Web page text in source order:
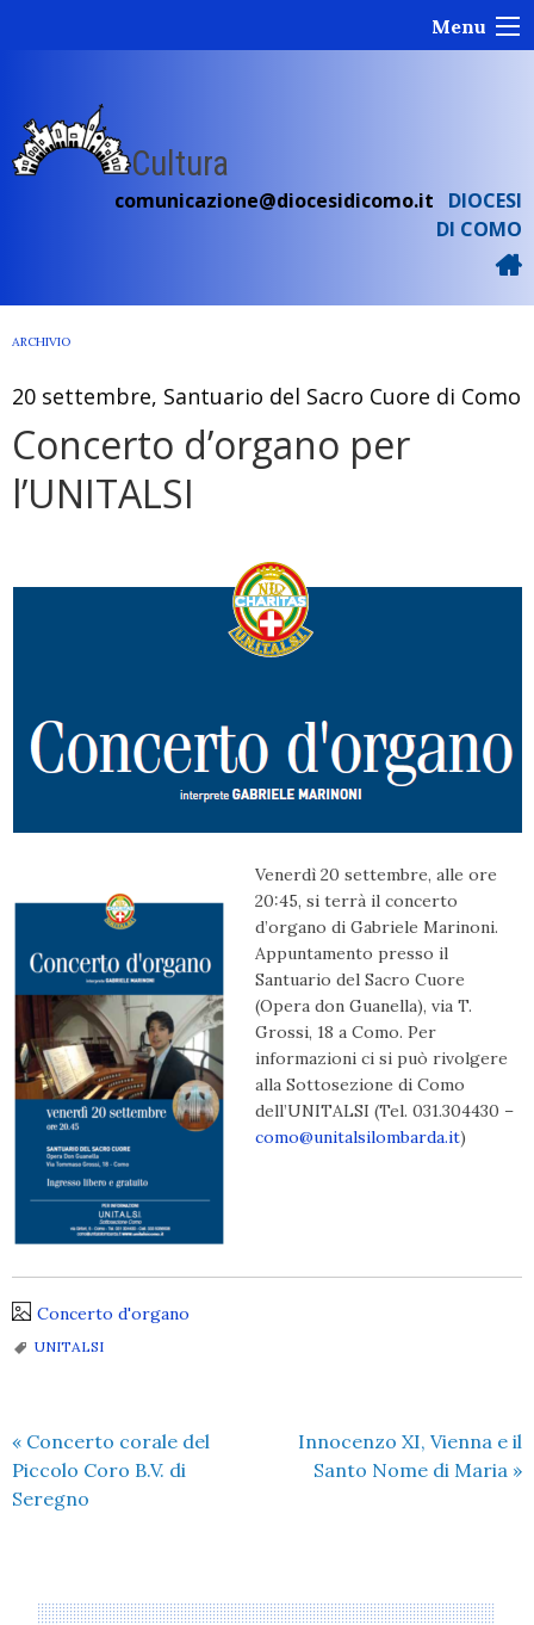
Menu
Cultura
comunicazione@diocesidicomo.it
DIOCESI
DI COMO
ARCHIVIO
20 settembre, Santuario del Sacro Cuore di Como
Concerto d’organo per
l’UNITALSI
Venerdì 20 settembre, alle ore
20:45, si terrà il concerto
d’organo di Gabriele Marinoni.
Appuntamento presso il
Santuario del Sacro Cuore
(Opera don Guanella), via T.
Grossi, 18 a Como. Per
informazioni ci si può rivolgere
alla Sottosezione di Como
dell’UNITALSI (Tel. 031.304430 –
como@unitalsilombarda.it)
Concerto d'organo
UNITALSI
« Concerto corale del
Piccolo Coro B.V. di
Seregno
Innocenzo XI, Vienna e il
Santo Nome di Maria »